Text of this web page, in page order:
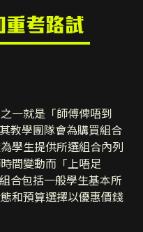
重考路試
一就是「師傅俾唔到
教學團隊會為購買組合
學生提供所選組合內列
間變動而「上唔足
合包括一般學生基本所
和預算選擇以優惠價錢